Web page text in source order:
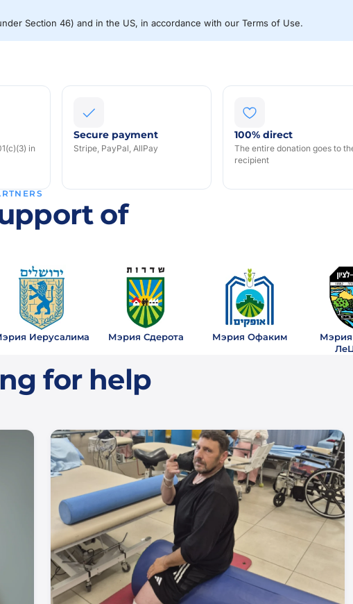
Section 46) and in the US, in accordance with our Terms of Use.
in
Secure payment
Stripe, PayPal, AllPay
100% direct
The entire donation goes to
recipient
of
Иерусалима Мэрия Сдерота Мэрия Офаким
for help